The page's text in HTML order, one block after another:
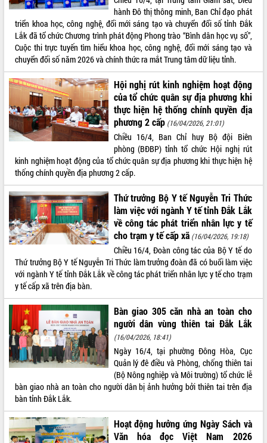
hành Đô thị thông minh, Ban Chỉ đạo phát
triển khoa học, công nghệ, đổi mới sáng tạo và chuyển đổi số tỉnh Đắk
Lắk đã tổ chức Chương trình phát động Phong trào “Bình dân học vụ số”,
Cuộc thi trực tuyến tìm hiểu khoa học, công nghệ, đổi mới sáng tạo và
chuyển đổi số năm 2026 và chính thức ra mắt Trung tâm dữ liệu tỉnh.
Hội nghị rút kinh nghiệm hoạt động
của tổ chức quân sự địa phương khi
thực hiện hệ thống chính quyền địa
phương 2 cấp (16/04/2026, 21:01)
Chiều 16/4, Ban Chỉ huy Bộ đội Biên
phòng (BĐBP) tỉnh tổ chức Hội nghị rút
kinh nghiệm hoạt động của tổ chức quân sự địa phương khi thực hiện hệ
thống chính quyền địa phương 2 cấp.
Thứ trưởng Bộ Y tế Nguyễn Tri Thức
làm việc với ngành Y tế tỉnh Đắk Lắk
về công tác phát triển nhân lực y tế
cho trạm y tế cấp xã (16/04/2026, 19:18)
Chiều 16/4, Đoàn công tác của Bộ Y tế do
Thứ trưởng Bộ Y tế Nguyễn Tri Thức làm trưởng đoàn đã có buổi làm việc
với ngành Y tế tỉnh Đắk Lắk về công tác phát triển nhân lực y tế cho trạm
y tế cấp xã trên địa bàn.
Bàn giao 305 căn nhà an toàn cho
người dân vùng thiên tai Đắk Lắk
(16/04/2026, 18:41)
Ngày 16/4, tại phường Đông Hòa, Cục
Quản lý đê điều và Phòng, chống thiên tai
(Bộ Nông nghiệp và Môi trường) tổ chức lễ
bàn giao nhà an toàn cho người dân bị ảnh hưởng bởi thiên tai trên địa
bàn tỉnh Đắk Lắk.
Hoạt động hưởng ứng Ngày Sách và
Văn hóa đọc Việt Nam 2026